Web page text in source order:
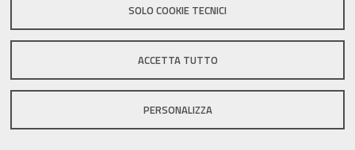
SOLO COOKIE TECNICI
ACCETTA TUTTO
PERSONALIZZA
DPO|Accessibilità